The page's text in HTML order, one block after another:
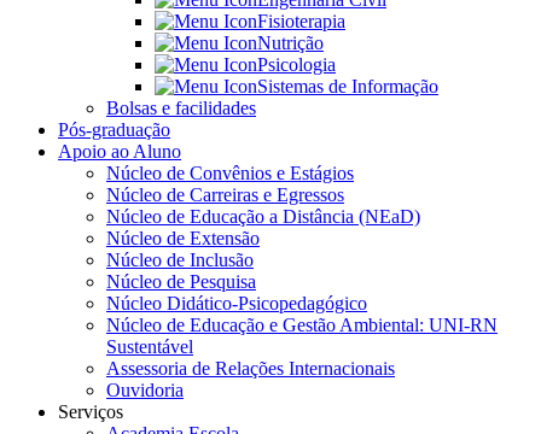
Fisioterapia
Nutrição
Psicologia
Sistemas de Informação
Bolsas e facilidades
Pós-graduação
Apoio ao Aluno
Núcleo de Convênios e Estágios
Núcleo de Carreiras e Egressos
Núcleo de Educação a Distância (NEaD)
Núcleo de Extensão
Núcleo de Inclusão
Núcleo de Pesquisa
Núcleo Didático-Psicopedagógico
Núcleo de Educação e Gestão Ambiental: UNI-RN
Sustentável
Assessoria de Relações Internacionais
Ouvidoria
Serviços